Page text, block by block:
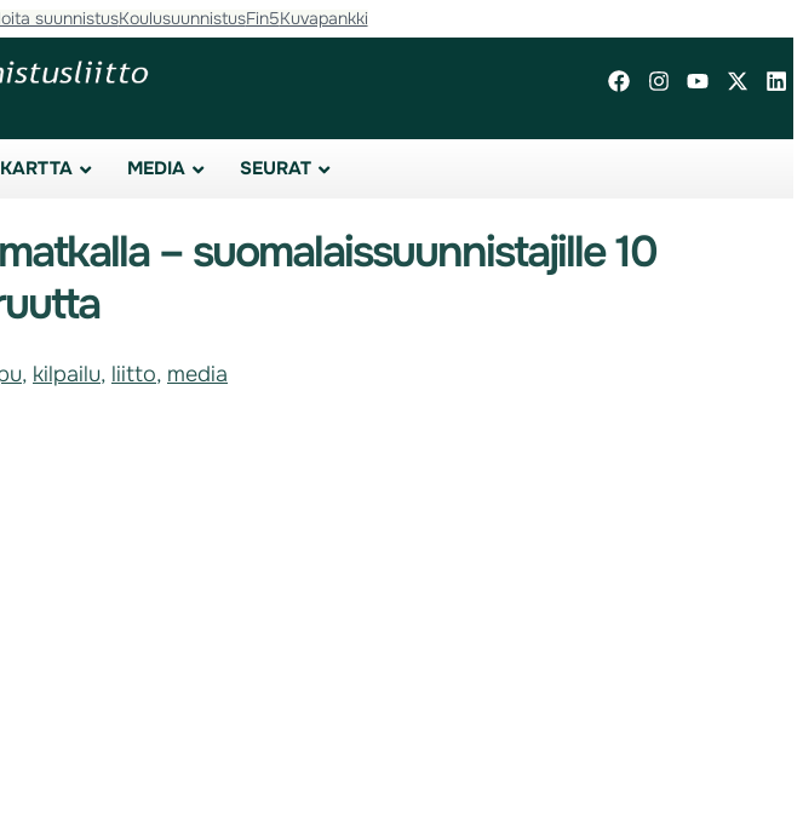
suunnistusKoulusuunnistusFin5Kuvapankki
KARTTA MEDIA SEURAT
– suomalaissuunnistajille 10
, kilpailu, liitto, media